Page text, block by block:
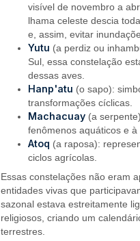
visível de novembro a
lhama celeste descia
e, assim, evitar
Yutu (a perdiz ou
Sul, essa constelação
dessas aves.
Hanp'atu (o sapo):
transformações cíclicas.
Machacuay (a
fenômenos aquáticos e à
Atoq (a raposa):
ciclos agrícolas.
Essas constelações não eram
entidades vivas que
sazonal estava estreitamente
religiosos, criando um
terrestres.